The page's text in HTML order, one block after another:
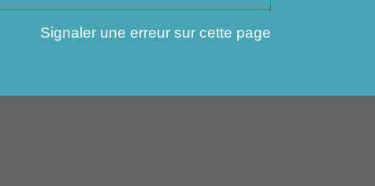
Signaler une erreur sur cette page